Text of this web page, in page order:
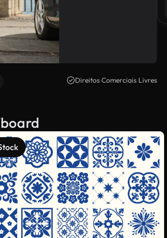
Direitos Comerciais Livres